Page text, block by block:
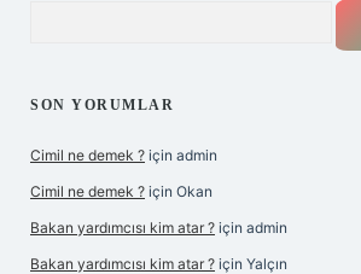
SON YORUMLAR
Cimil ne demek ? için admin
Cimil ne demek ? için Okan
Bakan yardımcısı kim atar ? için admin
Bakan yardımcısı kim atar ? için Yalçın